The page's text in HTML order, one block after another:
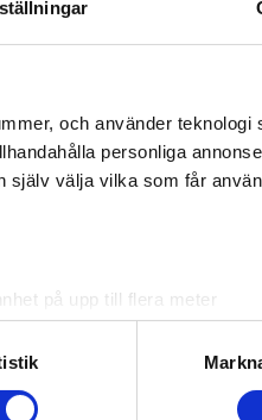
och använder teknologi
personliga
själv välja vilka som får
på upp till flera meter
(fingeravtryck)
i
detaljsektionen.
Stefan Ladhe
Ladhe